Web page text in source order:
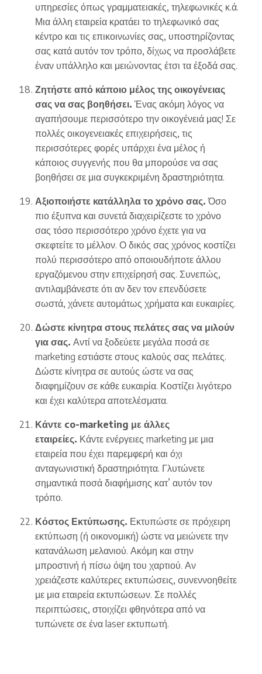
υπηρεσίες όπως γραμματειακές, τηλεφωνικές κ.ά.
Μια άλλη εταιρεία κρατάει το τηλεφωνικό σας
κέντρο και τις επικοινωνίες σας, υποστηρίζοντας
σας κατά αυτόν τον τρόπο, δίχως να προσλάβετε
έναν υπάλληλο και μειώνοντας έτσι τα έξοδά σας.
Ζητήστε από κάποιο μέλος της οικογένειας
σας να σας βοηθήσει. Ένας ακόμη λόγος να
αγαπήσουμε περισσότερο την οικογένειά μας! Σε
πολλές οικογενειακές επιχειρήσεις, τις
περισσότερες φορές υπάρχει ένα μέλος ή
κάποιος συγγενής που θα μπορούσε να σας
βοηθήσει σε μια συγκεκριμένη δραστηριότητα.
Αξιοποιήστε κατάλληλα το χρόνο σας. Όσο
πιο έξυπνα και συνετά διαχειρίζεστε το χρόνο
σας τόσο περισσότερο χρόνο έχετε για να
σκεφτείτε το μέλλον. Ο δικός σας χρόνος κοστίζει
πολύ περισσότερο από οποιουδήποτε άλλου
εργαζόμενου στην επιχείρησή σας. Συνεπώς,
αντιλαμβάνεστε ότι αν δεν τον επενδύσετε
σωστά, χάνετε αυτομάτως χρήματα και ευκαιρίες.
Δώστε κίνητρα στους πελάτες σας να μιλούν
για σας. Αντί να ξοδεύετε μεγάλα ποσά σε
marketing εστιάστε στους καλούς σας πελάτες.
Δώστε κίνητρα σε αυτούς ώστε να σας
διαφημίζουν σε κάθε ευκαιρία. Κοστίζει λιγότερο
και έχει καλύτερα αποτελέσματα.
Κάντε co-marketing με άλλες
εταιρείες. Κάντε ενέργειες marketing με μια
εταιρεία που έχει παρεμφερή και όχι
ανταγωνιστική δραστηριότητα. Γλυτώνετε
σημαντικά ποσά διαφήμισης κατ’ αυτόν τον
τρόπο.
Κόστος Εκτύπωσης. Εκτυπώστε σε πρόχειρη
εκτύπωση (ή οικονομική) ώστε να μειώνετε την
κατανάλωση μελανιού. Ακόμη και στην
μπροστινή ή πίσω όψη του χαρτιού. Αν
χρειάζεστε καλύτερες εκτυπώσεις, συνεννοηθείτε
με μια εταιρεία εκτυπώσεων. Σε πολλές
περιπτώσεις, στοιχίζει φθηνότερα από να
τυπώνετε σε ένα laser εκτυπωτή.